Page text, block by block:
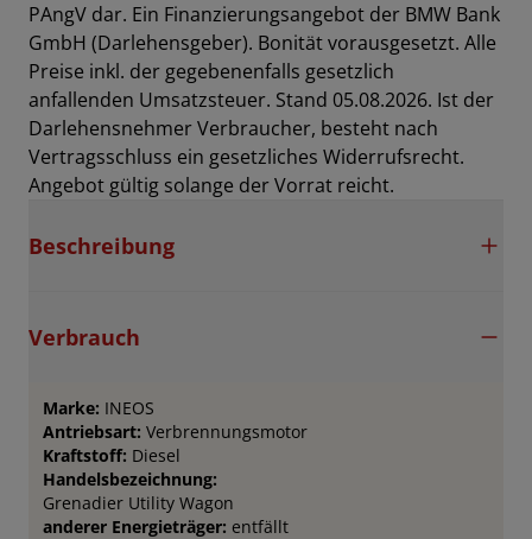
PAngV dar. Ein Finanzierungsangebot der BMW Bank
GmbH (Darlehensgeber). Bonität vorausgesetzt. Alle
Preise inkl. der gegebenenfalls gesetzlich
anfallenden Umsatzsteuer. Stand 05.08.2026. Ist der
Darlehensnehmer Verbraucher, besteht nach
Vertragsschluss ein gesetzliches Widerrufsrecht.
Angebot gültig solange der Vorrat reicht.
Beschreibung
Verbrauch
Marke: INEOS
Antriebsart: Verbrennungsmotor
Kraftstoff: Diesel
Handelsbezeichnung:
Grenadier Utility Wagon
anderer Energieträger: entfällt